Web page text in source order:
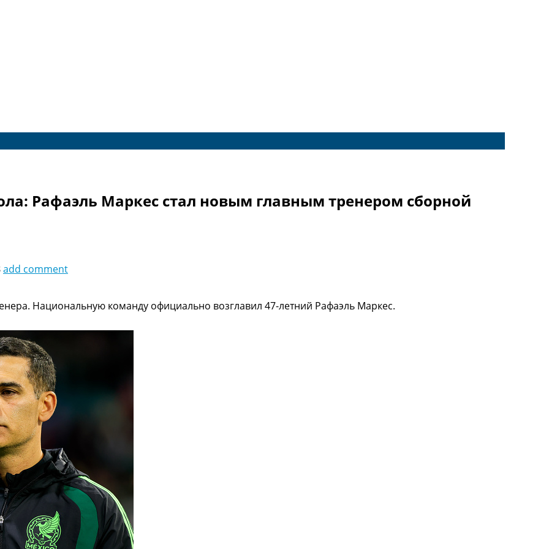
Рафаэль Маркес стал новым главным тренером сборной
add comment
Национальную команду официально возглавил 47-летний Рафаэль Маркес.